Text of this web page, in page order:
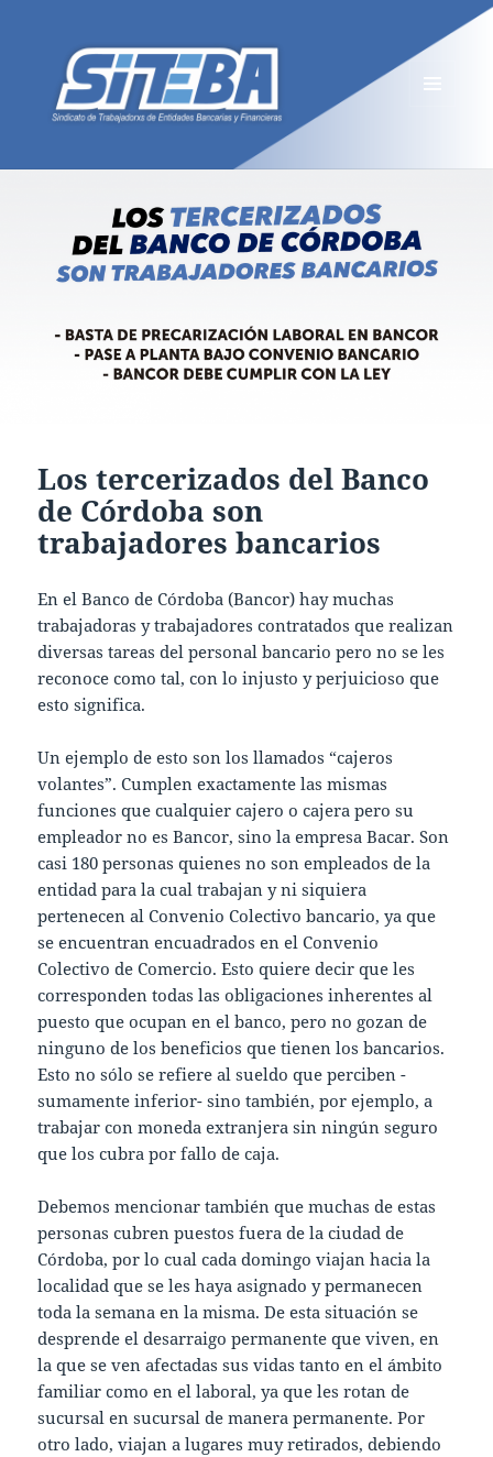
Los tercerizados del Banco
de Córdoba son
trabajadores bancarios
En el Banco de Córdoba (Bancor) hay muchas
trabajadoras y trabajadores contratados que realizan
diversas tareas del personal bancario pero no se les
reconoce como tal, con lo injusto y perjuicioso que
esto significa.
Un ejemplo de esto son los llamados “cajeros
volantes”. Cumplen exactamente las mismas
funciones que cualquier cajero o cajera pero su
empleador no es Bancor, sino la empresa Bacar. Son
casi 180 personas quienes no son empleados de la
entidad para la cual trabajan y ni siquiera
pertenecen al Convenio Colectivo bancario, ya que
se encuentran encuadrados en el Convenio
Colectivo de Comercio. Esto quiere decir que les
corresponden todas las obligaciones inherentes al
puesto que ocupan en el banco, pero no gozan de
ninguno de los beneficios que tienen los bancarios.
Esto no sólo se refiere al sueldo que perciben -
sumamente inferior- sino también, por ejemplo, a
trabajar con moneda extranjera sin ningún seguro
que los cubra por fallo de caja.
Debemos mencionar también que muchas de estas
personas cubren puestos fuera de la ciudad de
Córdoba, por lo cual cada domingo viajan hacia la
localidad que se les haya asignado y permanecen
toda la semana en la misma. De esta situación se
desprende el desarraigo permanente que viven, en
la que se ven afectadas sus vidas tanto en el ámbito
familiar como en el laboral, ya que les rotan de
sucursal en sucursal de manera permanente. Por
otro lado, viajan a lugares muy retirados, debiendo